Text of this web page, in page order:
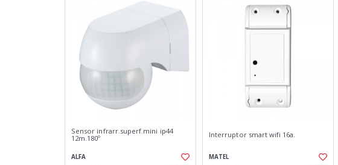
Sensor infrarr.superf.mini ip44
12m.180º
ALFA
Interruptor smart wifi 16a.
MATEL